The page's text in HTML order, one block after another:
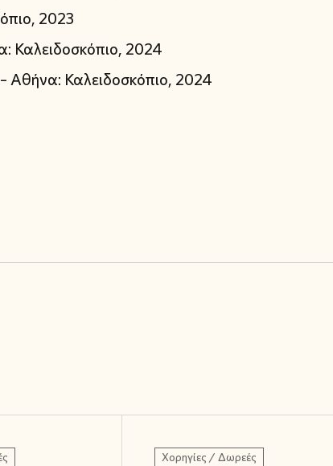
2023
Καλειδοσκόπιο, 2024
Καλειδοσκόπιο, 2024
Χορηγίες / Δωρεές